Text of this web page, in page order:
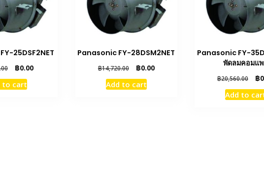
25DSF2NET
Original
price
was:
฿0.00Current
to cart
Panasonic FY-28DSM2NET
฿14,720.00
Original
price
was:
฿0.00Current
Add to cart
Panasonic FY-
พัดลมคอมแ
฿20,560.00
was:
฿
Add to